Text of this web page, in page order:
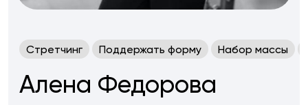
Стретчинг Поддержать форму Набор массы
Алена Федорова